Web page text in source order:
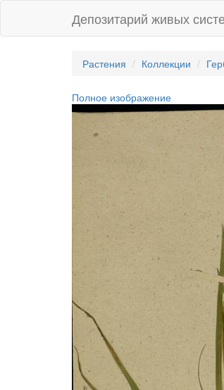
Депозитарий живых
Растения Коллекции
Полное изображение